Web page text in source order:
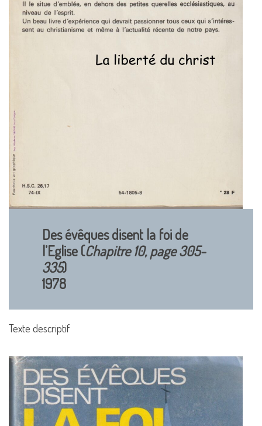
Des évêques disent la foi de
l’Eglise (Chapitre 10, page 305-
335)
1978
Texte descriptif